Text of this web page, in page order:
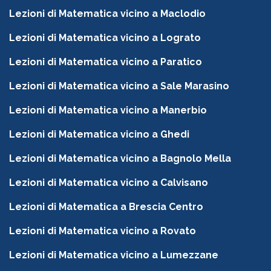
Lezioni di Matematica vicino a Maclodio
Lezioni di Matematica vicino a Lograto
Lezioni di Matematica vicino a Paratico
Lezioni di Matematica vicino a Sale Marasino
Lezioni di Matematica vicino a Manerbio
Lezioni di Matematica vicino a Ghedi
Lezioni di Matematica vicino a Bagnolo Mella
Lezioni di Matematica vicino a Calvisano
Lezioni di Matematica a Brescia Centro
Lezioni di Matematica vicino a Rovato
Lezioni di Matematica vicino a Lumezzane